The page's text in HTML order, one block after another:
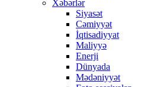
Xəbərlər
Siyasət
Cəmiyyət
İqtisadiyyat
Maliyyə
Enerji
Dünyada
Mədəniyyət